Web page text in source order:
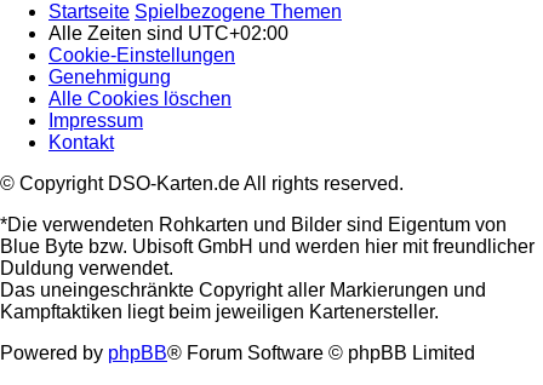
Startseite Spielbezogene Themen
Alle Zeiten sind UTC+02:00
Cookie-Einstellungen
Genehmigung
Alle Cookies löschen
Impressum
Kontakt
© Copyright DSO-Karten.de All rights reserved.
*Die verwendeten Rohkarten und Bilder sind Eigentum von
Blue Byte bzw. Ubisoft GmbH und werden hier mit freundlicher
Duldung verwendet.
Das uneingeschränkte Copyright aller Markierungen und
Kampftaktiken liegt beim jeweiligen Kartenersteller.
Powered by phpBB® Forum Software © phpBB Limited